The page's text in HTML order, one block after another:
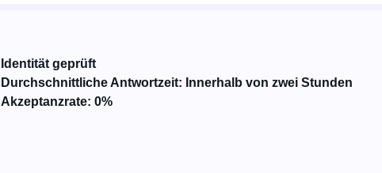
Identität geprüft
Durchschnittliche Antwortzeit: Innerhalb von zwei Stunden
Akzeptanzrate: 0%